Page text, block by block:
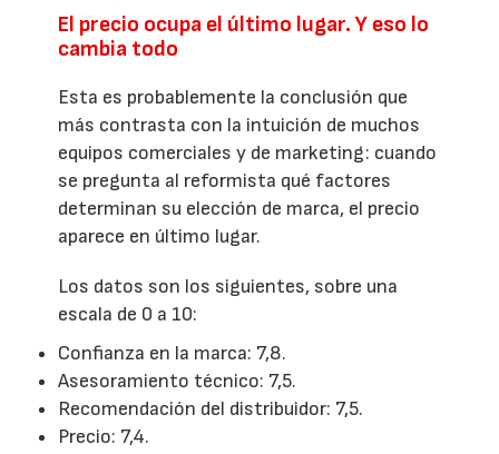
El precio ocupa el último lugar. Y eso lo
cambia todo
Esta es probablemente la conclusión que
más contrasta con la intuición de muchos
equipos comerciales y de marketing: cuando
se pregunta al reformista qué factores
determinan su elección de marca, el precio
aparece en último lugar.
Los datos son los siguientes, sobre una
escala de 0 a 10:
Confianza en la marca: 7,8.
Asesoramiento técnico: 7,5.
Recomendación del distribuidor: 7,5.
Precio: 7,4.